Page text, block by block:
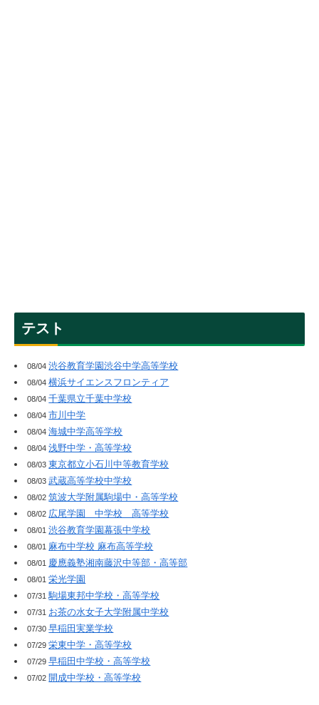
テスト
08/04渋谷教育学園渋谷中学高等学校
08/04横浜サイエンスフロンティア
08/04千葉県立千葉中学校
08/04市川中学
08/04海城中学高等学校
08/04浅野中学・高等学校
08/03東京都立小石川中等教育学校
08/03武蔵高等学校中学校
08/02筑波大学附属駒場中・高等学校
08/02 広尾学園 中学校 高等学校
08/01渋谷教育学園幕張中学校
08/01 麻布中学校 麻布高等学校
08/01 慶應義塾湘南藤沢中等部・高等部
08/01栄光学園
07/31駒場東邦中学校・高等学校
07/31 お茶の水女子大学附属中学校
07/30早稲田実業学校
07/29栄東中学・高等学校
07/29早稲田中学校・高等学校
07/02 開成中学校・高等学校